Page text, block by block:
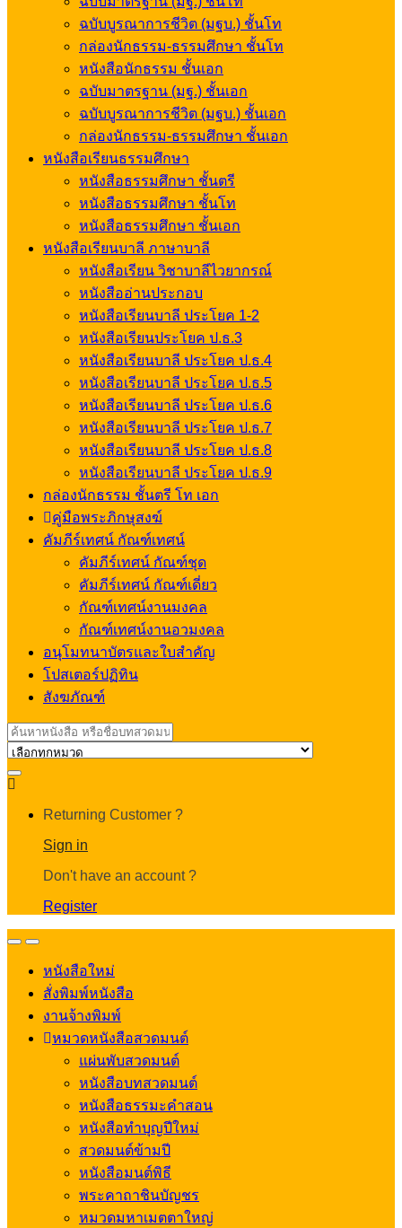
ฉบับบูรณาการชีวิต (มฐบ.) ชั้นโท
กล่องนักธรรม-ธรรมศึกษา ชั้นโท
หนังสือนักธรรม ชั้นเอก
ฉบับมาตรฐาน (มฐ.) ชั้นเอก
ฉบับบูรณาการชีวิต (มฐบ.) ชั้นเอก
กล่องนักธรรม-ธรรมศึกษา ชั้นเอก
หนังสือเรียนธรรมศึกษา
หนังสือธรรมศึกษา ชั้นตรี
หนังสือธรรมศึกษา ชั้นโท
หนังสือธรรมศึกษา ชั้นเอก
หนังสือเรียนบาลี ภาษาบาลี
หนังสือเรียน วิชาบาลีไวยากรณ์
หนังสืออ่านประกอบ
หนังสือเรียนบาลี ประโยค 1-2
หนังสือเรียนประโยค ป.ธ.3
หนังสือเรียนบาลี ประโยค ป.ธ.4
หนังสือเรียนบาลี ประโยค ป.ธ.5
หนังสือเรียนบาลี ประโยค ป.ธ.6
หนังสือเรียนบาลี ประโยค ป.ธ.7
หนังสือเรียนบาลี ประโยค ป.ธ.8
หนังสือเรียนบาลี ประโยค ป.ธ.9
กล่องนักธรรม ชั้นตรี โท เอก
คู่มือพระภิกษุสงฆ์
คัมภีร์เทศน์ กัณฑ์เทศน์
คัมภีร์เทศน์ กัณฑ์ชุด
คัมภีร์เทศน์ กัณฑ์เดี่ยว
กัณฑ์เทศน์งานมงคล
กัณฑ์เทศน์งานอวมงคล
อนุโมทนาบัตรและใบสำคัญ
โปสเตอร์ปฏิทิน
สังฆภัณฑ์
Search for:
Returning Customer ?
Sign in
Don't have an account ?
Register
OpenClose
หนังสือใหม่
สั่งพิมพ์หนังสือ
งานจ้างพิมพ์
หมวดหนังสือสวดมนต์
แผ่นพับสวดมนต์
หนังสือบทสวดมนต์
หนังสือธรรมะคำสอน
หนังสือทำบุญปีใหม่
สวดมนต์ข้ามปี
หนังสือมนต์พิธี
พระคาถาชินบัญชร
หมวดมหาเมตตาใหญ่